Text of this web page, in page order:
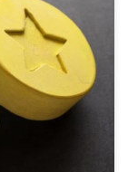
Holandii
ile
[…]